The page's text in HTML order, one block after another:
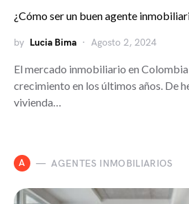
¿Cómo ser un buen agente
by Lucia Bima Agosto 2, 2024
El mercado inmobiliario en
crecimiento en los últimos años. De
vivienda…
A AGENTES INMOBILIARIOS